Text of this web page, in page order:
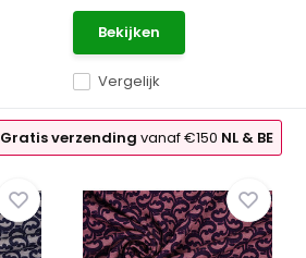
Vergelijk
Bekijken
Gratis verzendingvanaf €150 NL & BE